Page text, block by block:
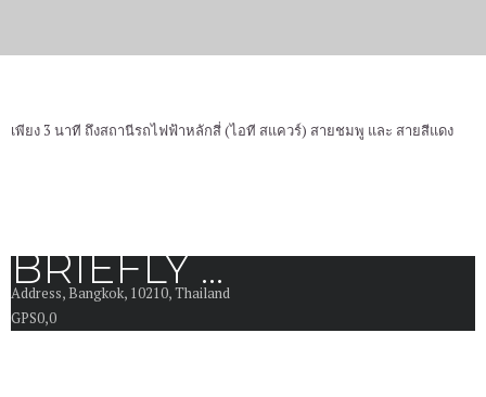
เพียง 3 นาที ถึงสถานีรถไฟฟ้าหลักสี่ (ไอที สแควร์) สายชมพู และ สายสีแดง
BRIEFLY ...
Address, Bangkok, 10210, Thailand
GPS0,0